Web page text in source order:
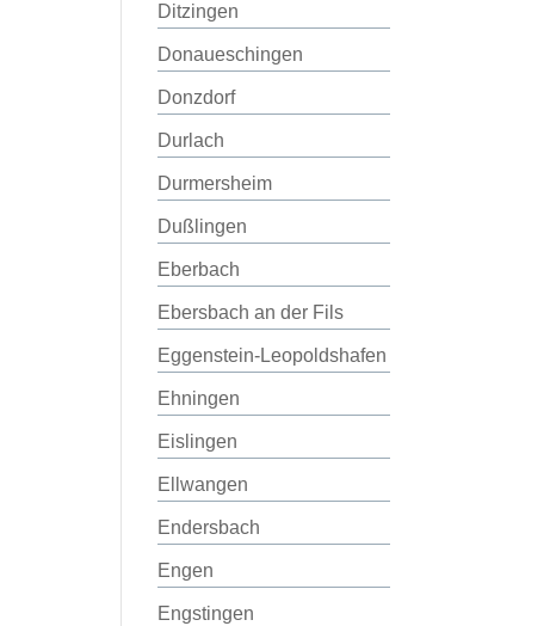
Ditzingen
Donaueschingen
Donzdorf
Durlach
Durmersheim
Dußlingen
Eberbach
Ebersbach an der Fils
Eggenstein-Leopoldshafen
Ehningen
Eislingen
Ellwangen
Endersbach
Engen
Engstingen